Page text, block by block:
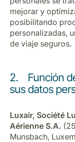
Carrera en Luxair
mejorar y
posibilitando
personalizadas,
de viaje seguros.
2. Función
sus datos
Luxair, Société
Aérienne S.A.
Munsbach,